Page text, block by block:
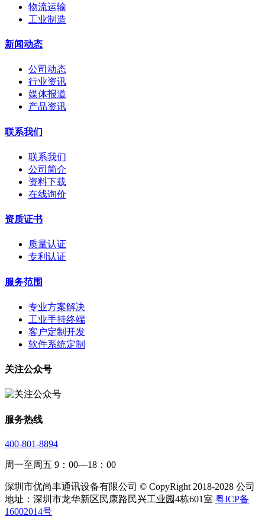
物流运输
工业制造
新闻动态
公司动态
行业资讯
媒体报道
产品资讯
联系我们
联系我们
公司简介
资料下载
在线询价
资质证书
质量认证
专利认证
服务范围
专业方案解决
工业手持终端
客户定制开发
软件系统定制
关注公众号
服务热线
400-801-8894
周一至周五 9：00—18：00
深圳市优尚丰通讯设备有限公司 © CopyRight 2018-2028 公司
地址：深圳市龙华新区民康路民兴工业园4栋601室 粤ICP备
16002014号